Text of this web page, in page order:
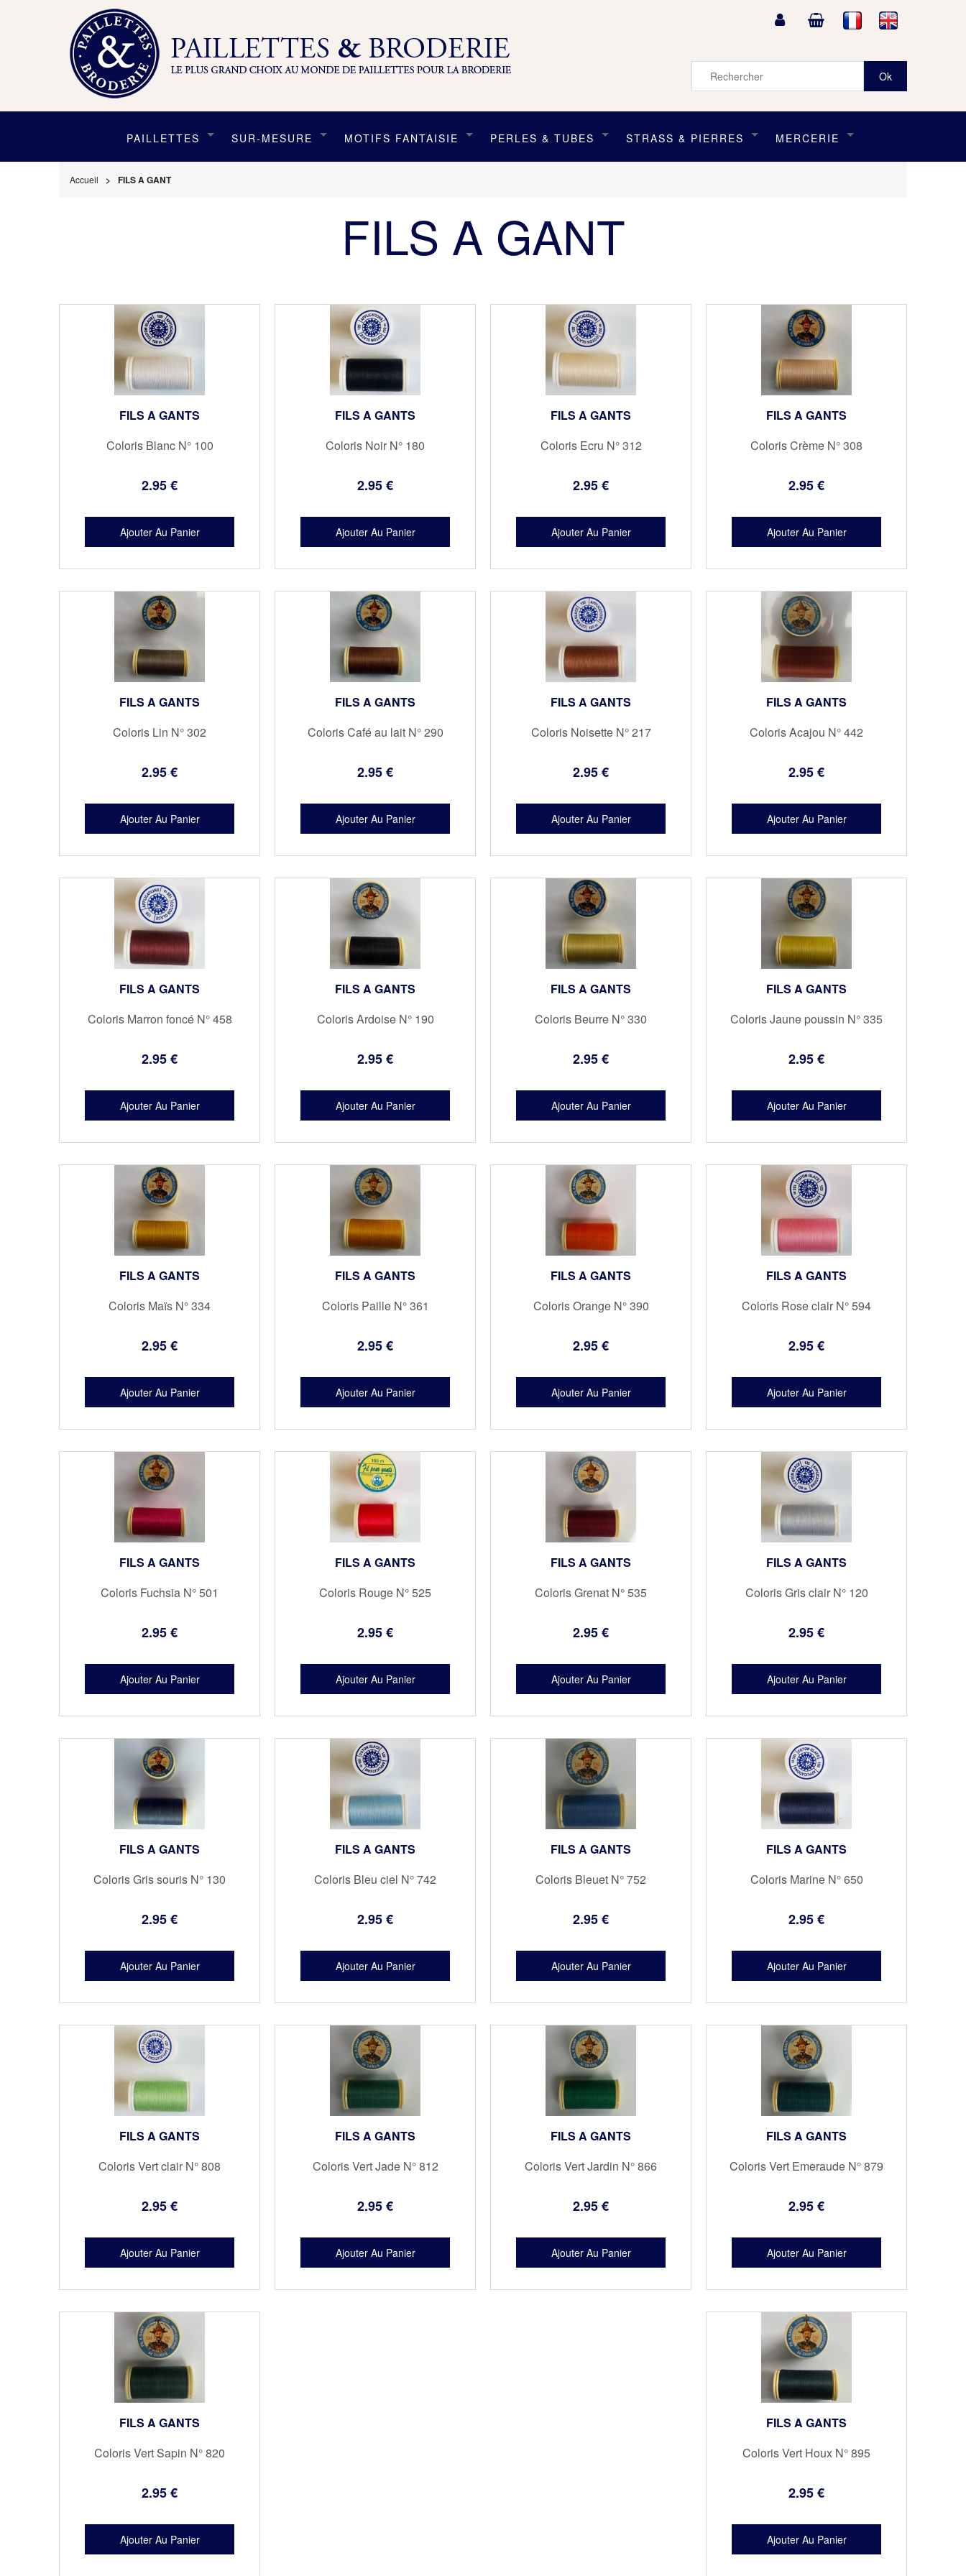
PAILLETTES SUR-MESURE MOTIFS FANTAISIE PERLES & TUBES STRASS & PIERRES MERCERIE
Accueil FILS A GANT
FILS A GANT
FILS A GANTS
Coloris Blanc N° 100
2.95€
FILS A GANTS
Coloris Noir N° 180
2.95€
FILS A GANTS
Coloris Ecru N° 312
2.95€
FILS A GANTS
Coloris Crème N° 308
2.95€
FILS A GANTS
Coloris Lin N° 302
2.95€
FILS A GANTS
Coloris Café au lait N° 290
2.95€
FILS A GANTS
Coloris Noisette N° 217
2.95€
FILS A GANTS
Coloris Acajou N° 442
2.95€
FILS A GANTS
Coloris Marron foncé N° 458
2.95€
FILS A GANTS
Coloris Ardoise N° 190
2.95€
FILS A GANTS
Coloris Beurre N° 330
2.95€
FILS A GANTS
Coloris Jaune poussin N° 335
2.95€
FILS A GANTS
Coloris Maïs N° 334
2.95€
FILS A GANTS
Coloris Paille N° 361
2.95€
FILS A GANTS
Coloris Orange N° 390
2.95€
FILS A GANTS
Coloris Rose clair N° 594
2.95€
FILS A GANTS
Coloris Fuchsia N° 501
2.95€
FILS A GANTS
Coloris Rouge N° 525
2.95€
FILS A GANTS
Coloris Grenat N° 535
2.95€
FILS A GANTS
Coloris Gris clair N° 120
2.95€
FILS A GANTS
Coloris Gris souris N° 130
2.95€
FILS A GANTS
Coloris Bleu ciel N° 742
2.95€
FILS A GANTS
Coloris Bleuet N° 752
2.95€
FILS A GANTS
Coloris Marine N° 650
2.95€
FILS A GANTS
Coloris Vert clair N° 808
2.95€
FILS A GANTS
Coloris Vert Jade N° 812
2.95€
FILS A GANTS
Coloris Vert Jardin N° 866
2.95€
FILS A GANTS
Coloris Vert Emeraude N° 879
2.95€
FILS A GANTS
Coloris Vert Sapin N° 820
2.95€
FILS A GANTS
Coloris Vert Houx N° 895
2.95€